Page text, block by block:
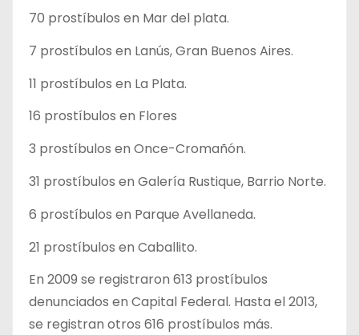
70 prostíbulos en Mar del plata.
7 prostíbulos en Lanús, Gran Buenos Aires.
11 prostíbulos en La Plata.
16 prostíbulos en Flores
3 prostíbulos en Once-Cromañón.
31 prostíbulos en Galería Rustique, Barrio Norte.
6 prostíbulos en Parque Avellaneda.
21 prostíbulos en Caballito.
En 2009 se registraron 613 prostíbulos
denunciados en Capital Federal. Hasta el 2013,
se registran otros 616 prostíbulos más.